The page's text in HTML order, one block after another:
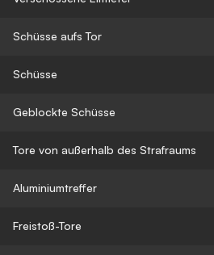
Schüsse aufs Tor
Schüsse
Geblockte Schüsse
Tore von außerhalb des Strafraums
Aluminiumtreffer
Freistoß-Tore